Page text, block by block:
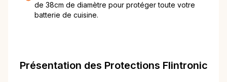
de 38cm de diamètre pour protéger toute votre
batterie de cuisine.
Présentation des Protections Flintronic